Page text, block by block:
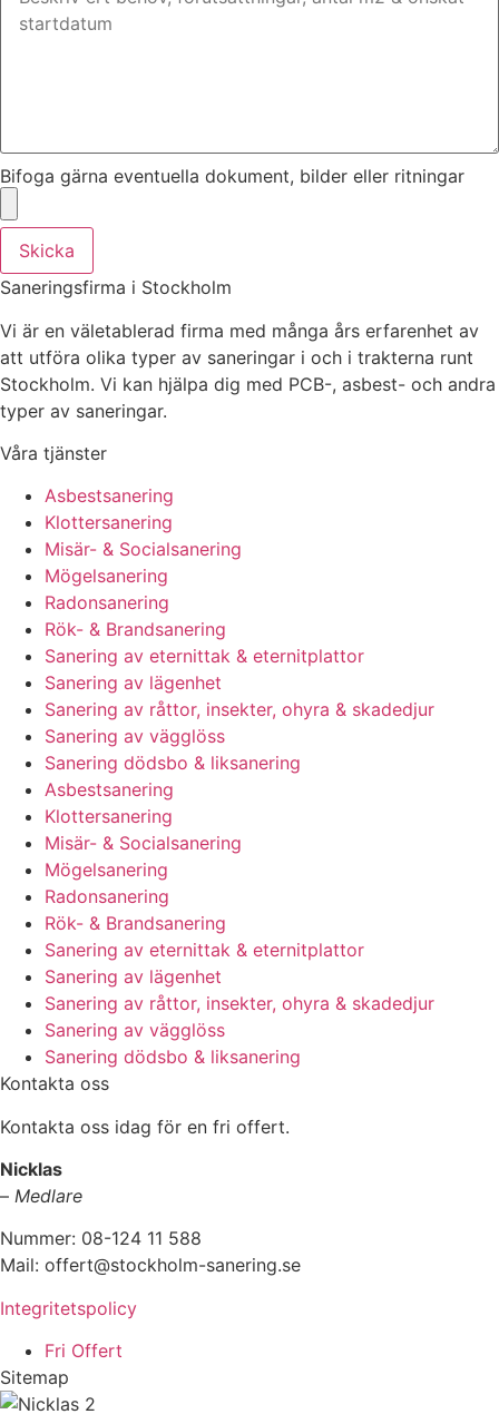
Bifoga gärna eventuella dokument, bilder eller ritningar
Skicka
Saneringsfirma i Stockholm
Vi är en väletablerad firma med många års erfarenhet av
att utföra olika typer av saneringar i och i trakterna runt
Stockholm. Vi kan hjälpa dig med PCB-, asbest- och andra
typer av saneringar.
Våra tjänster
Asbestsanering
Klottersanering
Misär- & Socialsanering
Mögelsanering
Radonsanering
Rök- & Brandsanering
Sanering av eternittak & eternitplattor
Sanering av lägenhet
Sanering av råttor, insekter, ohyra & skadedjur
Sanering av vägglöss
Sanering dödsbo & liksanering
Asbestsanering
Klottersanering
Misär- & Socialsanering
Mögelsanering
Radonsanering
Rök- & Brandsanering
Sanering av eternittak & eternitplattor
Sanering av lägenhet
Sanering av råttor, insekter, ohyra & skadedjur
Sanering av vägglöss
Sanering dödsbo & liksanering
Kontakta oss
Kontakta oss idag för en fri offert.
Nicklas
– Medlare
Nummer: 08-124 11 588
Mail: offert@stockholm-sanering.se
Integritetspolicy
Fri Offert
Sitemap